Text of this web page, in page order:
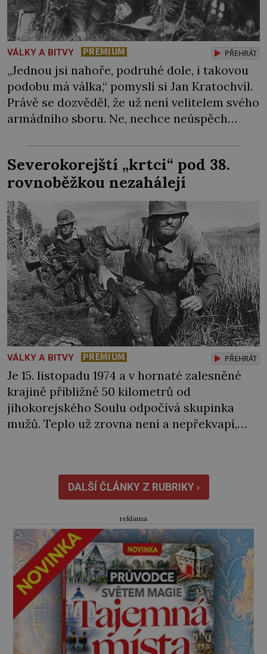
VÁLKY A BITVY PREMIUM PŘEHRÁT
„Jednou jsi nahoře, podruhé dole, i takovou
podobu má válka,“ pomyslí si Jan Kratochvíl.
Právě se dozvěděl, že už není velitelem svého
armádního sboru. Ne, nechce neúspěch
O jeho schopnosti tu ovšem nejde. Sověti
zkrátka musejí najít viníka… Generál
Heliodor Píka (1897–1949), velitel mise
Československé armády […]
Severokorejští „krtci“ pod 38.
rovnoběžkou nezahálejí
VÁLKY A BITVY PREMIUM PŘEHRÁT
Je 15. listopadu 1974 a v hornaté zalesněné
krajině přibližně 50 kilometrů od
jihokorejského Soulu odpočívá skupinka
mužů. Teplo už zrovna není a nepřekvapí,
nedaleký teplý vzduch stoupající ze země.
Vydá se na průzkum… Jak se k místu
přibližuje, slyší i sílící neznámé […]
DALŠÍ ČLÁNKY Z RUBRIKY ›
reklama